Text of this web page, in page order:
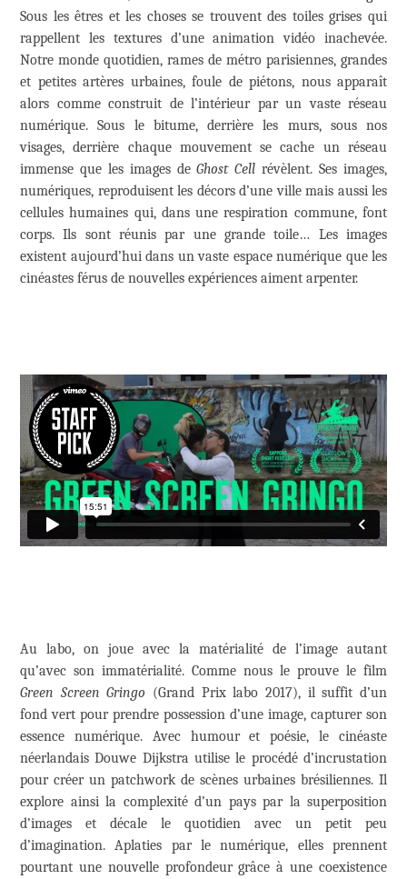
Sous les êtres et les choses se trouvent des toiles grises qui
rappellent les textures d’une animation vidéo inachevée.
Notre monde quotidien, rames de métro parisiennes, grandes
et petites artères urbaines, foule de piétons, nous apparaît
alors comme construit de l’intérieur par un vaste réseau
numérique. Sous le bitume, derrière les murs, sous nos
visages, derrière chaque mouvement se cache un réseau
immense que les images deGhost Cell révèlent. Ses images,
numériques, reproduisent les décors d’une ville mais aussi les
cellules humaines qui, dans une respiration commune, font
corps. Ils sont réunis par une grande toile… Les images
existent aujourd’hui dans un vaste espace numérique que les
cinéastes férus de nouvelles expériences aiment arpenter.
Au labo, on joue avec la matérialité de l’image autant
qu’avec son immatérialité. Comme nous le prouve le film
Green Screen Gringo (Grand Prix labo 2017), il suffit d’un
fond vert pour prendre possession d’une image, capturer son
essence numérique. Avec humour et poésie, le cinéaste
néerlandais Douwe Dijkstra utilise le procédé d’incrustation
pour créer un patchwork de scènes urbaines brésiliennes. Il
explore ainsi la complexité d’un pays par la superposition
d’images et décale le quotidien avec un petit peu
d’imagination. Aplaties par le numérique, elles prennent
pourtant une nouvelle profondeur grâce à une coexistence